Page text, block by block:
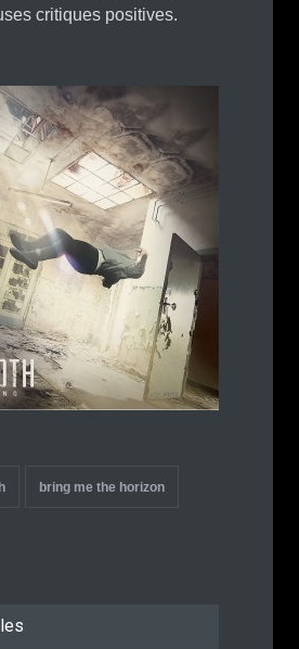
critiques positives.
bring me the horizon